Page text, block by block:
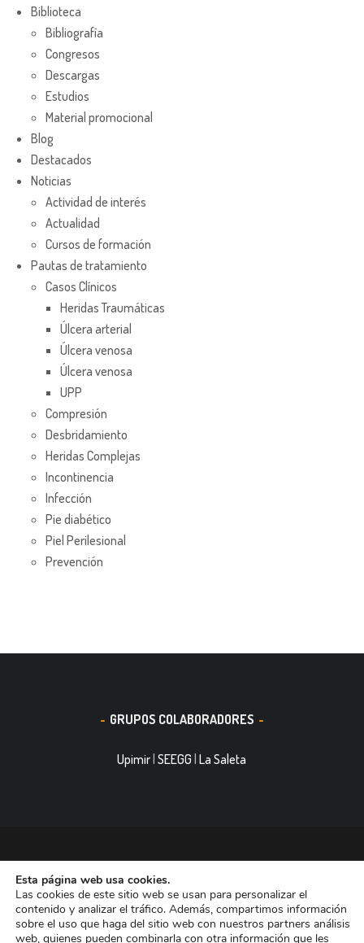
Biblioteca
Bibliografía
Congresos
Descargas
Estudios
Material promocional
Blog
Destacados
Noticias
Actividad de interés
Actualidad
Cursos de formación
Pautas de tratamiento
Casos Clínicos
Heridas Traumáticas
Úlcera arterial
Úlcera venosa
Úlcera venosa
UPP
Compresión
Desbridamiento
Heridas Complejas
Incontinencia
Infección
Pie diabético
Piel Perilesional
Prevención
GRUPOS COLABORADORES
Upimir |SEEGG |La Saleta
© 2016, Smith&Nephew, S.A. es un negocio mundial de
tecnología médica dedicada a mejorar la vida de las personas.
Nuestras divisiones de negocio ocupan las primeras posiciones
entre las empresas dedicadas a Reconstrucción Ortopédica,
Esta página web usa cookies.
Las cookies de este sitio web se usan para personalizar el
contenido y analizar el tráfico. Además, compartimos información
sobre el uso que haga del sitio web con nuestros partners análisis
web, quienes pueden combinarla con otra información que les